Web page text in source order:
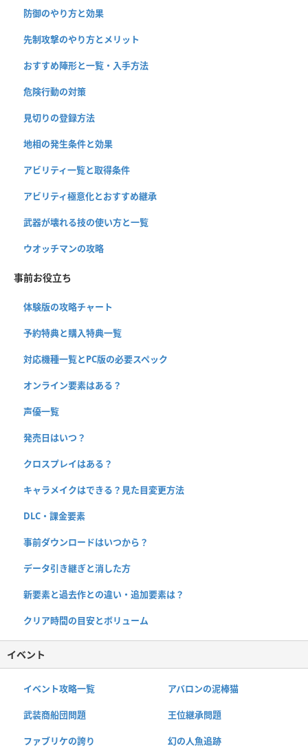
防御のやり方と効果
先制攻撃のやり方とメリット
おすすめ陣形と一覧・入手方法
危険行動の対策
見切りの登録方法
地相の発生条件と効果
アビリティ一覧と取得条件
アビリティ極意化とおすすめ継承
武器が壊れる技の使い方と一覧
ウオッチマンの攻略
事前お役立ち
体験版の攻略チャート
予約特典と購入特典一覧
対応機種一覧とPC版の必要スペック
オンライン要素はある？
声優一覧
発売日はいつ？
クロスプレイはある？
キャラメイクはできる？見た目変更方法
DLC・課金要素
事前ダウンロードはいつから？
データ引き継ぎと消した方
新要素と過去作との違い・追加要素は？
クリア時間の目安とボリューム
イベント
イベント攻略一覧 アバロンの泥棒猫
武装商船団問題 王位継承問題
ファブリケの誇り 幻の人魚追跡